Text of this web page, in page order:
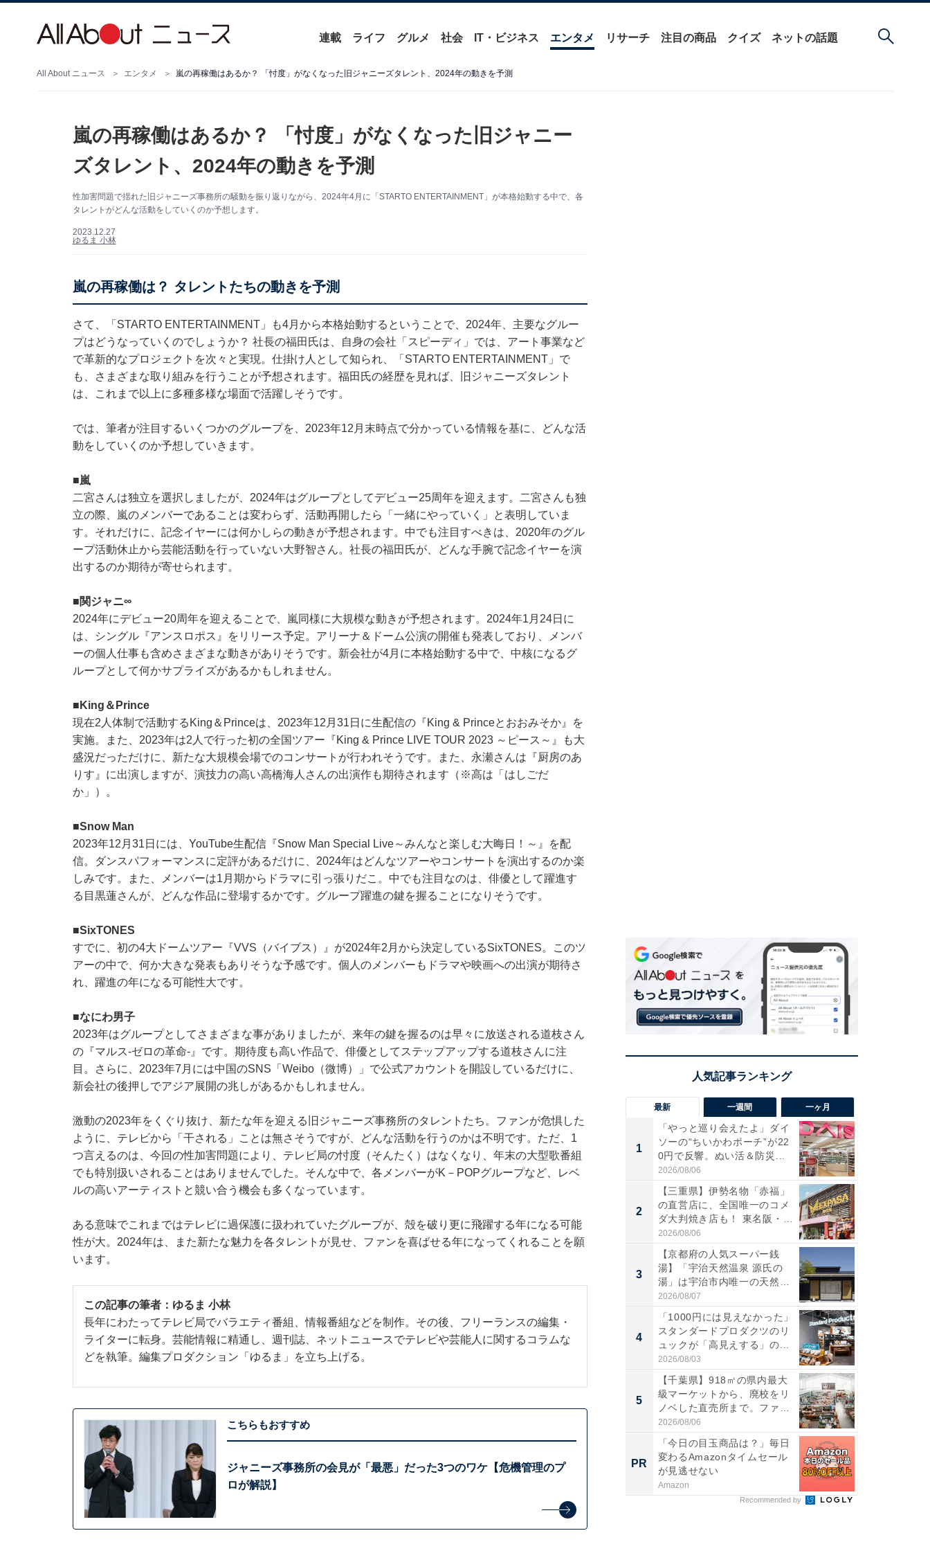
連載 ライフ グルメ 社会 IT・ビジネス エンタメ リサーチ 注目の商品 クイズ ネットの話題
All About ニュース エンタメ 嵐の再稼働はあるか？ 「忖度」がなくなった旧ジャニーズタレント、2024年の動きを予測
嵐の再稼働はあるか？ 「忖度」がなくなった旧ジャニー
ズタレント、2024年の動きを予測
性加害問題で揺れた旧ジャニーズ事務所の騒動を振り返りながら、2024年4月に「STARTO ENTERTAINMENT」が本格始動する中で、各
タレントがどんな活動をしていくのか予想します。
2023.12.27
ゆるま 小林
嵐の再稼働は？ タレントたちの動きを予測
さて、「STARTO ENTERTAINMENT」も4月から本格始動するということで、2024年、主要なグルー
プはどうなっていくのでしょうか？ 社長の福田氏は、自身の会社「スピーディ」では、アート事業など
で革新的なプロジェクトを次々と実現。仕掛け人として知られ、「STARTO ENTERTAINMENT」で
も、さまざまな取り組みを行うことが予想されます。福田氏の経歴を見れば、旧ジャニーズタレント
は、これまで以上に多種多様な場面で活躍しそうです。
では、筆者が注目するいくつかのグループを、2023年12月末時点で分かっている情報を基に、どんな活
動をしていくのか予想していきます。
■嵐
二宮さんは独立を選択しましたが、2024年はグループとしてデビュー25周年を迎えます。二宮さんも独
立の際、嵐のメンバーであることは変わらず、活動再開したら「一緒にやっていく」と表明していま
す。それだけに、記念イヤーには何かしらの動きが予想されます。中でも注目すべきは、2020年のグル
ープ活動休止から芸能活動を行っていない大野智さん。社長の福田氏が、どんな手腕で記念イヤーを演
出するのか期待が寄せられます。
■関ジャニ∞
2024年にデビュー20周年を迎えることで、嵐同様に大規模な動きが予想されます。2024年1月24日に
は、シングル『アンスロポス』をリリース予定。アリーナ＆ドーム公演の開催も発表しており、メンバ
ーの個人仕事も含めさまざまな動きがありそうです。新会社が4月に本格始動する中で、中核になるグ
ループとして何かサプライズがあるかもしれません。
■King＆Prince
現在2人体制で活動するKing＆Princeは、2023年12月31日に生配信の『King & Princeとおおみそか』を
実施。また、2023年は2人で行った初の全国ツアー『King & Prince LIVE TOUR 2023 ～ピース～』も大
盛況だっただけに、新たな大規模会場でのコンサートが行われそうです。また、永瀬さんは『厨房のあ
りす』に出演しますが、演技力の高い高橋海人さんの出演作も期待されます（※高は「はしごだ
か」）。
■Snow Man
2023年12月31日には、YouTube生配信『Snow Man Special Live～みんなと楽しむ大晦日！～』を配
信。ダンスパフォーマンスに定評があるだけに、2024年はどんなツアーやコンサートを演出するのか楽
しみです。また、メンバーは1月期からドラマに引っ張りだこ。中でも注目なのは、俳優として躍進す
る目黒蓮さんが、どんな作品に登場するかです。グループ躍進の鍵を握ることになりそうです。
■SixTONES
すでに、初の4大ドームツアー『VVS（バイブス）』が2024年2月から決定しているSixTONES。このツ
アーの中で、何か大きな発表もありそうな予感です。個人のメンバーもドラマや映画への出演が期待さ
れ、躍進の年になる可能性大です。
■なにわ男子
2023年はグループとしてさまざまな事がありましたが、来年の鍵を握るのは早々に放送される道枝さん
の『マルス-ゼロの革命-』です。期待度も高い作品で、俳優としてステップアップする道枝さんに注
目。さらに、2023年7月には中国のSNS「Weibo（微博）」で公式アカウントを開設しているだけに、
新会社の後押しでアジア展開の兆しがあるかもしれません。
激動の2023年をくぐり抜け、新たな年を迎える旧ジャニーズ事務所のタレントたち。ファンが危惧した
ように、テレビから「干される」ことは無さそうですが、どんな活動を行うのかは不明です。ただ、1
つ言えるのは、今回の性加害問題により、テレビ局の忖度（そんたく）はなくなり、年末の大型歌番組
でも特別扱いされることはありませんでした。そんな中で、各メンバーがK－POPグループなど、レベ
ルの高いアーティストと競い合う機会も多くなっています。
ある意味でこれまではテレビに過保護に扱われていたグループが、殻を破り更に飛躍する年になる可能
性が大。2024年は、また新たな魅力を各タレントが見せ、ファンを喜ばせる年になってくれることを願
います。
この記事の筆者： ゆるま 小林
長年にわたってテレビ局でバラエティ番組、情報番組などを制作。その後、フリーランスの編集・
ライターに転身。芸能情報に精通し、週刊誌、ネットニュースでテレビや芸能人に関するコラムな
どを執筆。編集プロダクション「ゆるま」を立ち上げる。
こちらもおすすめ
ジャニーズ事務所の会見が「最悪」だった3つのワケ【危機管理のプ
ロが解説】
最新 一週間 一ヶ月
1
「やっと巡り会えたよ」ダイ
ソーの“ちいかわポーチ”が22
0円で反響。ぬい活＆防災...
2026/08/06
2
【三重県】伊勢名物「赤福」
の直営店に、全国唯一のコメ
ダ大判焼き店も！ 東名阪・
伊...
2026/08/06
3
【京都府の人気スーパー銭
湯】「宇治天然温泉 源氏の
湯」は宇治市内唯一の天然温
泉と...
2026/08/07
4
「1000円には見えなかった」
スタンダードプロダクツのリ
ュックが「高見えする」の...
2026/08/03
5
【千葉県】918㎡の県内最大
級マーケットから、廃校をリ
ノベした直売所まで。ファ
ー...
2026/08/06
PR
「今日の目玉商品は？」毎日
変わるAmazonタイムセール
が見逃せない
Amazon
Recommended by